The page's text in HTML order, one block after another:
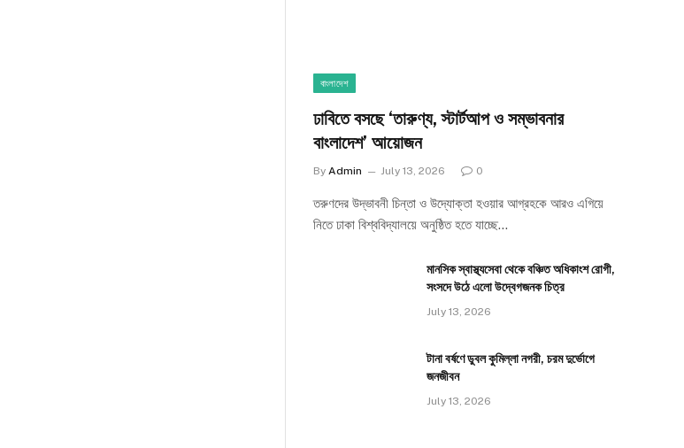
বাংলাদেশ
ঢাবিতে বসছে ‘তারুণ্য, স্টার্টআপ ও সম্ভাবনার
বাংলাদেশ’ আয়োজন
By Admin July 13, 2026 0
তরুণদের উদ্ভাবনী চিন্তা ও উদ্যোক্তা হওয়ার আগ্রহকে আরও এগিয়ে
নিতে ঢাকা বিশ্ববিদ্যালয়ে অনুষ্ঠিত হতে যাচ্ছে…
মানসিক স্বাস্থ্যসেবা থেকে বঞ্চিত অধিকাংশ রোগী,
সংসদে উঠে এলো উদ্বেগজনক চিত্র
July 13, 2026
টানা বর্ষণে ডুবল কুমিল্লা নগরী, চরম দুর্ভোগে
জনজীবন
July 13, 2026